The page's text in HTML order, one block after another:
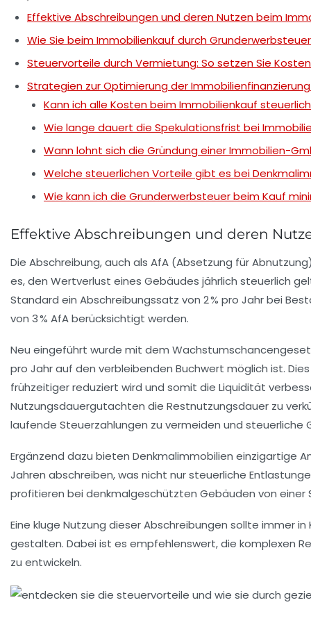
Effektive Abschreibungen und deren Nutzen beim
Wie Sie beim Immobilienkauf durch
Steuervorteile durch Vermietung: So setzen Sie
Strategien zur Optimierung der
Kann ich alle Kosten beim Immobilienkauf
Wie lange dauert die Spekulationsfrist bei
Wann lohnt sich die Gründung einer Immobilien-
Welche steuerlichen Vorteile gibt es bei
Wie kann ich die Grunderwerbsteuer beim Kauf
Effektive Abschreibungen und deren
Die Abschreibung, auch als AfA (Absetzung für
es, den Wertverlust eines Gebäudes jährlich steuerlich
Standard ein Abschreibungssatz von 2 % pro Jahr bei
von 3 % AfA berücksichtigt werden.
Neu eingeführt wurde mit dem
pro Jahr auf den verbleibenden Buchwert möglich ist.
frühzeitiger reduziert wird und somit die Liquidität
Nutzungsdauergutachten die Restnutzungsdauer zu
laufende Steuerzahlungen zu vermeiden und
Ergänzend dazu bieten Denkmalimmobilien einzigartige
Jahren abschreiben, was nicht nur steuerliche
profitieren bei denkmalgeschützten Gebäuden von einer
Eine kluge Nutzung dieser Abschreibungen sollte immer
gestalten. Dabei ist es empfehlenswert, die komplexen
zu entwickeln.